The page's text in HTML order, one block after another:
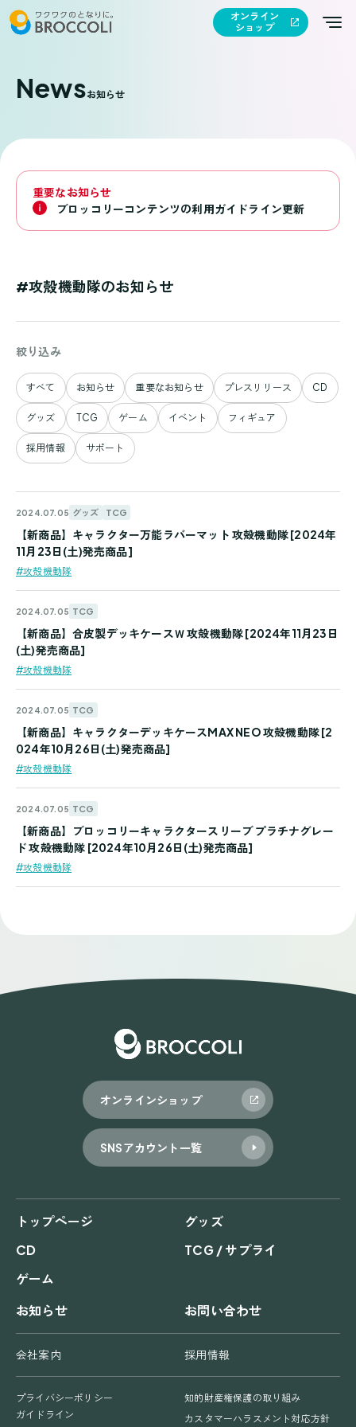
オンライン
ショップ
Newsお知らせ
重要なお知らせ
ブロッコリーコンテンツの利用ガイドライン更新
#攻殻機動隊のお知らせ
絞り込み
すべて お知らせ 重要なお知らせ プレスリリース CD
グッズ TCG ゲーム イベント フィギュア
採用情報 サポート
2024.07.05 グッズ TCG
#攻殻機動隊
【新商品】キャラクター万能ラバーマット 攻殻機動隊 [2024年
11月23日(土)発売商品]
2024.07.05 TCG
#攻殻機動隊
【新商品】合皮製デッキケースＷ 攻殻機動隊 [2024年11月23日
(土)発売商品]
2024.07.05 TCG
#攻殻機動隊
【新商品】キャラクターデッキケースMAX NEO 攻殻機動隊 [2
024年10月26日(土)発売商品]
2024.07.05 TCG
#攻殻機動隊
【新商品】ブロッコリーキャラクタースリーブ プラチナグレー
ド 攻殻機動隊 [2024年10月26日(土)発売商品]
オンラインショップ
SNSアカウント一覧
トップページ
グッズ
CD
TCG / サプライ
ゲーム
お知らせ
お問い合わせ
会社案内 採用情報
プライバシーポリシー
知的財産権保護の取り組み
ガイドライン
カスタマーハラスメント対応方針